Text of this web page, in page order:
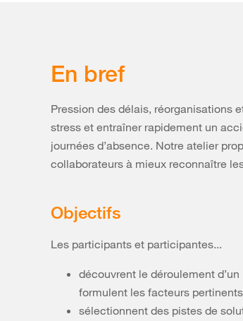
En bref
Pression des délais, réorganisations
stress et entraîner rapidement un
journées d’absence. Notre atelier
collaborateurs à mieux reconnaître
Objectifs
Les participants et participantes...
découvrent le déroulement
formulent les facteurs
sélectionnent des pistes de